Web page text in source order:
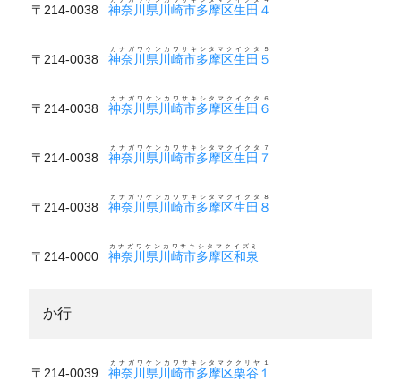
〒214-0038 神奈川県川崎市多摩区生田４
〒214-0038 神奈川県川崎市多摩区生田５
カナガワケンカワサキシタマクイクタ５
〒214-0038 神奈川県川崎市多摩区生田６
カナガワケンカワサキシタマクイクタ６
〒214-0038 神奈川県川崎市多摩区生田７
カナガワケンカワサキシタマクイクタ７
〒214-0038 神奈川県川崎市多摩区生田８
カナガワケンカワサキシタマクイクタ８
〒214-0000 神奈川県川崎市多摩区和泉
カナガワケンカワサキシタマクイズミ
か行
〒214-0039 神奈川県川崎市多摩区栗谷１
カナガワケンカワサキシタマククリヤ１